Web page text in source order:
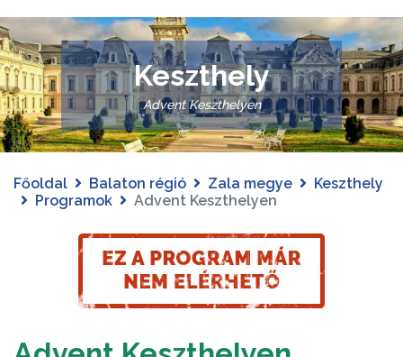
Keszthely
Advent Keszthelyen
Főoldal Balaton régió Zala megye
Keszthely
Programok
Advent Keszthelyen